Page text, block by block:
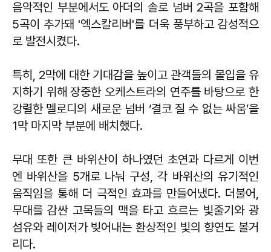
음악적인 부분에서도 아더의 솔로 넘버 2곡을 포함해
5곡이 추가돼 '엑스칼리버'를 더욱 풍부하고 감성적으
로 발전시켰다.
특히, 2막에 대한 기대감을 높이고 관객들의 몰입을 유
지하기 위해 장중한 오케스트라의 연주를 바탕으로 한
강렬한 멜로디의 새로운 넘버 ‘결코 질 수 없는 싸움’을
1막 마지막 부분에 배치했다.
무대 또한 큰 바위산이 하나였던 초연과 다르게 이번
엔 바위산을 5개로 나눠 구성, 각 바위산의 유기적인
움직임을 통해 더 극적인 효과를 만들어냈다. 더불어,
무대를 감싼 고목들의 맥을 타고 흐르는 빛줄기와 광
섬유와 레이저가 빚어내는 환상적인 빛의 향연도 볼거
리다.